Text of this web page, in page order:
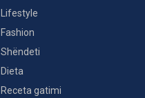
Lifestyle
Fashion
Shëndeti
Dieta
Receta gatimi